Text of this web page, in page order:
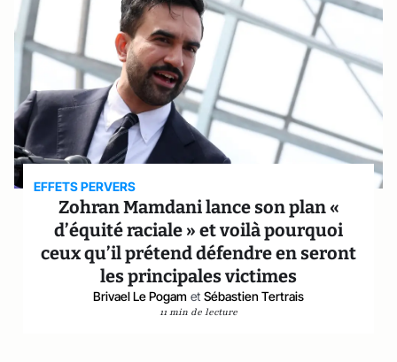
EFFETS PERVERS
Zohran Mamdani lance son plan «
d’équité raciale » et voilà pourquoi
ceux qu’il prétend défendre en seront
les principales victimes
Brivael Le Pogam et Sébastien Tertrais
11 min de lecture